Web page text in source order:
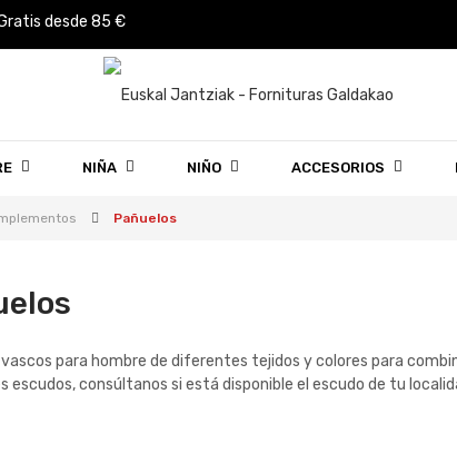
desde 85 €
NIÑA NIÑO ACCESORIOS
Pañuelos
para hombre de diferentes tejidos y colores para
escudos, consúltanos si está disponible el escudo de tu